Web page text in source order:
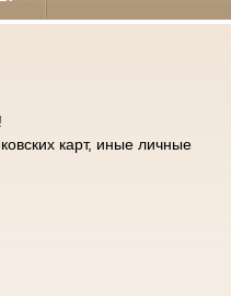
карт, иные личные